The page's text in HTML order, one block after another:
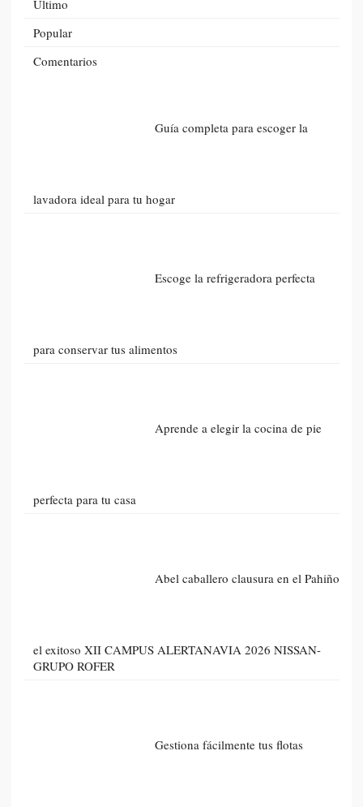
Último
Popular
Comentarios
Guía completa para escoger la
lavadora ideal para tu hogar
Escoge la refrigeradora perfecta
para conservar tus alimentos
Aprende a elegir la cocina de pie
perfecta para tu casa
Abel caballero clausura en el Pahiño
el exitoso XII CAMPUS ALERTANAVIA 2026 NISSAN-
GRUPO ROFER
Gestiona fácilmente tus flotas